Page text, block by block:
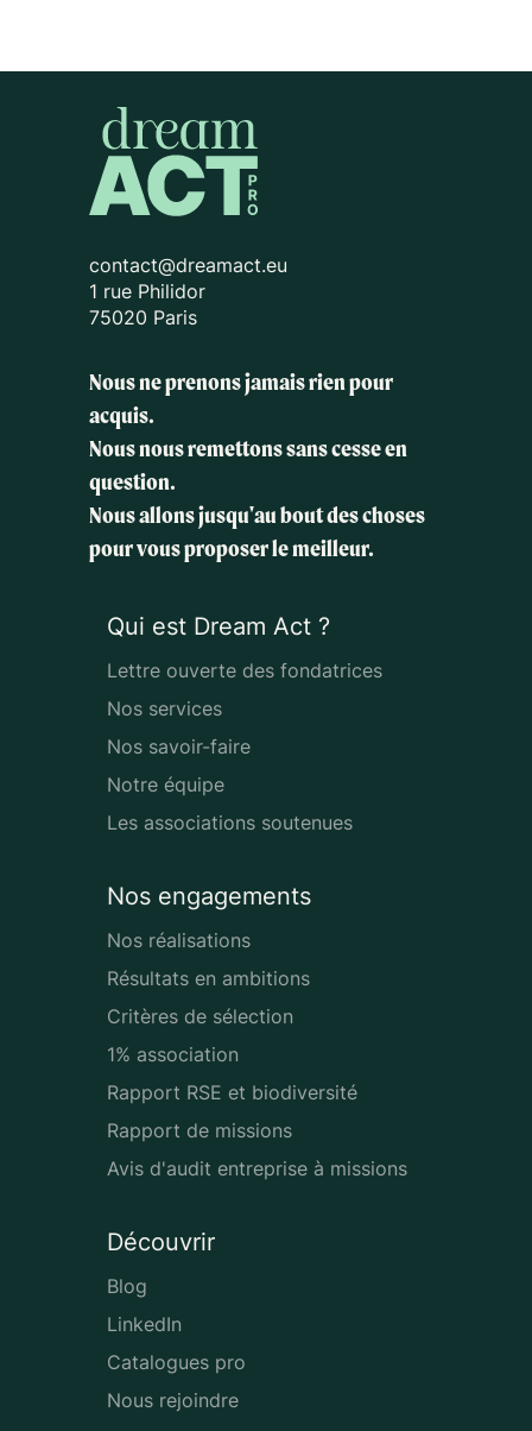
contact@dreamact.eu
1 rue Philidor
75020 Paris
Nous ne prenons jamais rien pour
acquis.
Nous nous remettons sans cesse en
question.
Nous allons jusqu'au bout des choses
pour vous proposer le meilleur.
Qui est Dream Act ?
Lettre ouverte des fondatrices
Nos services
Nos savoir-faire
Notre équipe
Les associations soutenues
Nos engagements
Nos réalisations
Résultats en ambitions
Critères de sélection
1% association
Rapport RSE et biodiversité
Rapport de missions
Avis d'audit entreprise à missions
Découvrir
Blog
LinkedIn
Catalogues pro
Nous rejoindre